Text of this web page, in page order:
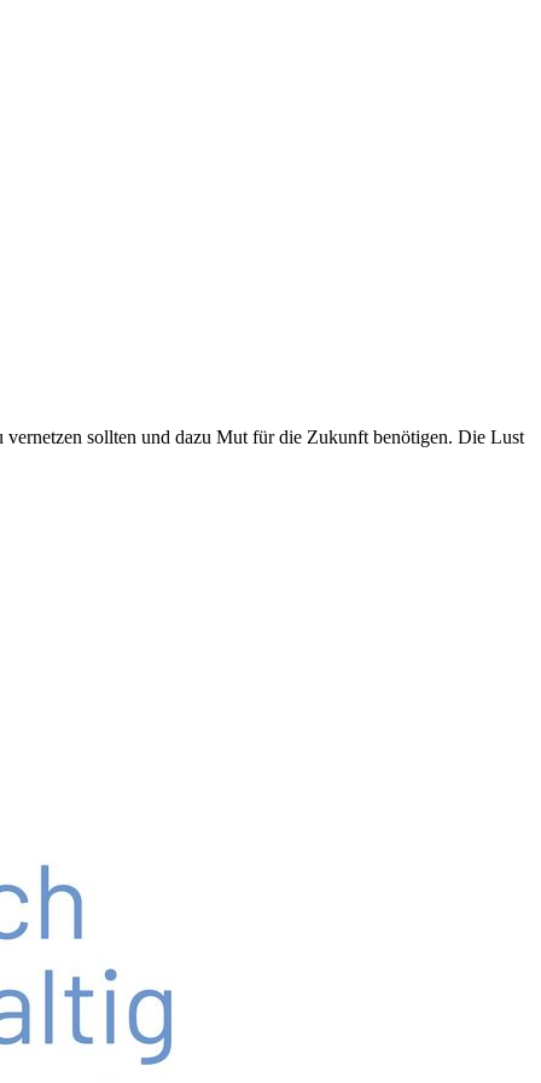
sollten und dazu Mut für die Zukunft benötigen. Die Lust